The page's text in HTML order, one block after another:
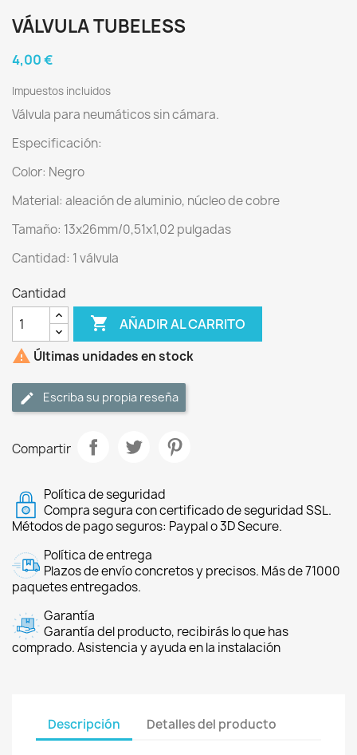
VÁLVULA TUBELESS
4,00 €
Impuestos incluidos
Válvula para neumáticos sin cámara.
Especificación:
Color: Negro
Material: aleación de aluminio, núcleo de cobre
Tamaño: 13x26mm/0,51x1,02 pulgadas
Cantidad: 1 válvula
Cantidad
 AÑADIR AL CARRITO
 Últimas unidades en stock
Escriba su propia reseña
Compartir
Política de seguridad
Compra segura con certificado de seguridad SSL.
Métodos de pago seguros: Paypal o 3D Secure.
Política de entrega
Plazos de envío concretos y precisos. Más de 71000
paquetes entregados.
Garantía
Garantía del producto, recibirás lo que has
comprado. Asistencia y ayuda en la instalación
Descripción Detalles del producto